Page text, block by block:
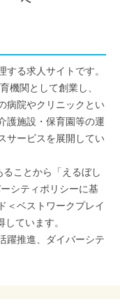
る求人サイトです。
機関として創業し、
病院やクリニックとい
護施設・保育園等の運
サービスを展開してい
ことから「えるぼし
シティポリシーに基
＜ベストワークプレイ
ています。
躍推進、ダイバーシテ